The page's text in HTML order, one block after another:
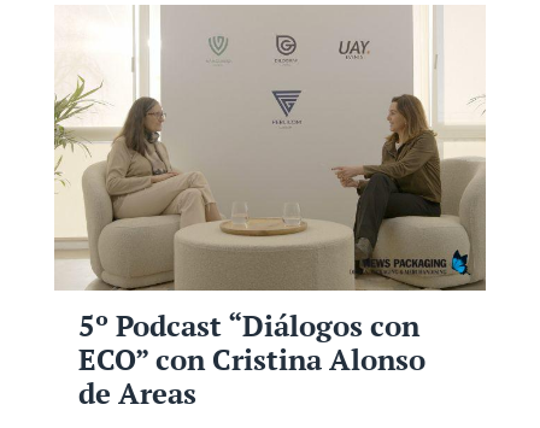
5º Podcast “Diálogos con
ECO” con Cristina Alonso
de Areas